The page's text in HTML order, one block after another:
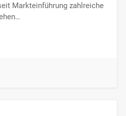
Markteinführung zahlreiche